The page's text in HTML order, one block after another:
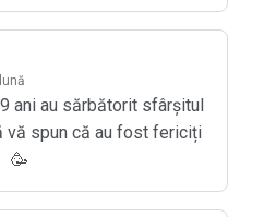
Va mulțumim pentru tot!
ani au sărbătorit sfârșitul
vă spun că au fost fericiți
🥳